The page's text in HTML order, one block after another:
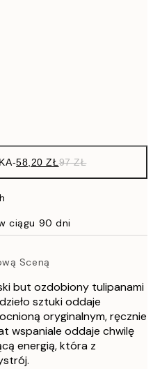
-58,20 ZŁ97 ZŁ
ciągu 90 dni
Sceną
but ozdobiony tulipanami
sztuki oddaje
oryginalnym, ręcznie
wspaniale oddaje chwilę
energią, która z